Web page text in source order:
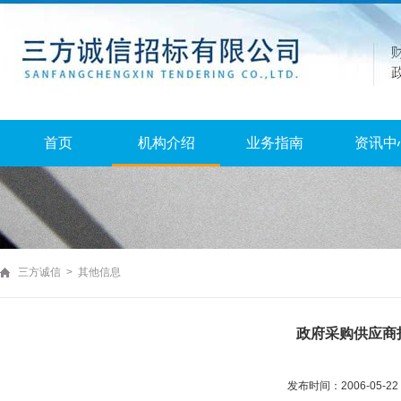
首页 机构介绍 业务指南 资讯中
三方诚信 > 其他信息
政府采购供应商
发布时间：2006-05-